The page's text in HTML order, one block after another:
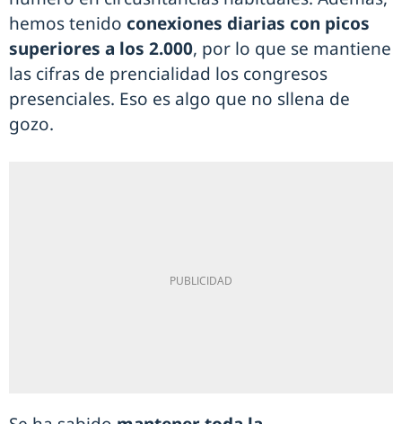
hemos tenido conexiones diarias con picos
superiores a los 2.000, por lo que se mantiene
las cifras de prencialidad los congresos
presenciales. Eso es algo que no sllena de
gozo.